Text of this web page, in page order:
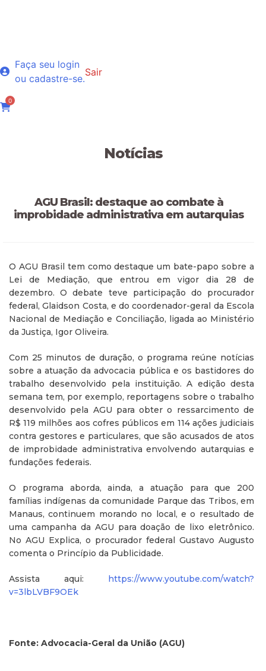
Faça seu login
ou cadastre-se.
Sair
0
Notícias
AGU Brasil: destaque ao combate à
improbidade administrativa em autarquias
O AGU Brasil tem como destaque um bate-papo sobre a
Lei de Mediação, que entrou em vigor dia 28 de
dezembro. O debate teve participação do procurador
federal, Glaidson Costa, e do coordenador-geral da Escola
Nacional de Mediação e Conciliação, ligada ao Ministério
da Justiça, Igor Oliveira.
Com 25 minutos de duração, o programa reúne notícias
sobre a atuação da advocacia pública e os bastidores do
trabalho desenvolvido pela instituição. A edição desta
semana tem, por exemplo, reportagens sobre o trabalho
desenvolvido pela AGU para obter o ressarcimento de
R$ 119 milhões aos cofres públicos em 114 ações judiciais
contra gestores e particulares, que são acusados de atos
de improbidade administrativa envolvendo autarquias e
fundações federais.
O programa aborda, ainda, a atuação para que 200
famílias indígenas da comunidade Parque das Tribos, em
Manaus, continuem morando no local, e o resultado de
uma campanha da AGU para doação de lixo eletrônico.
No AGU Explica, o procurador federal Gustavo Augusto
comenta o Princípio da Publicidade.
Assista aqui: https://www.youtube.com/watch?
v=3lbLVBF9OEk
Fonte: Advocacia-Geral da União (AGU)